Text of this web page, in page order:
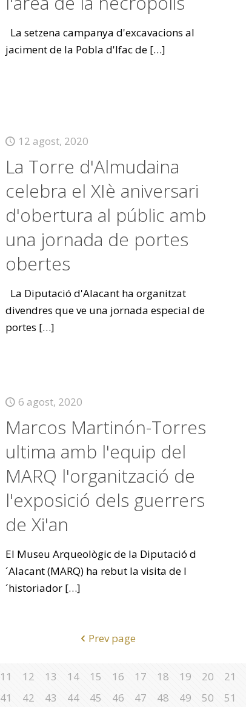
La setzena campanya d'excavacions al
jaciment de la Pobla d'Ifac de[…]
12 agost, 2020
La Torre d'Almudaina
celebra el XIè aniversari
d'obertura al públic amb
una jornada de portes
obertes
La Diputació d'Alacant ha organitzat
divendres que ve una jornada especial de
portes […]
6 agost, 2020
Marcos Martinón-Torres
ultima amb l'equip del
MARQ l'organització de
l'exposició dels guerrers
de Xi'an
El Museu Arqueològic de la Diputació d
´Alacant (MARQ) ha rebut la visita de l
´historiador[…]
Prev page
11 12 13 14 15 16 17 18 19 20 21
41 42 43 44 45 46 47 48 49 50 51